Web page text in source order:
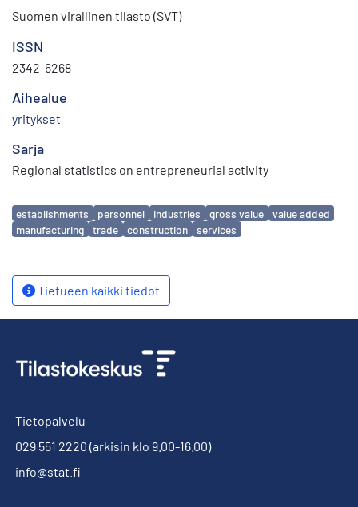
Suomen virallinen tilasto (SVT)
ISSN
2342-6268
Aihealue
yritykset
Sarja
Regional statistics on entrepreneurial activity
Avainsanat
establishments personnel industries gross value
value added
manufacturing
trade construction services
Tietueen kaikki tiedot
Tietopalvelu
029 551 2220 (arkisin klo 9.00-16.00)
info@stat.fi